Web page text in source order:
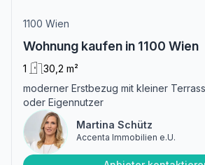
1100 Wien
Wohnung kaufen in 1100 Wien
1
30,2 m²
moderner Erstbezug mit kleiner
oder Eigennutzer
Martina Schütz
Accenta Immobilien e.U.